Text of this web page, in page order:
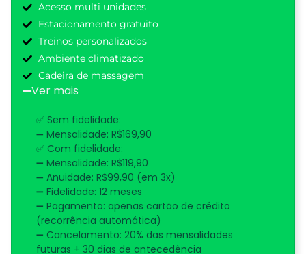
Acesso multi unidades
Estacionamento gratuito
Treinos personalizados
Ambiente climatizado
Cadeira de massagem
Ver mais
✅ Sem fidelidade:
➖ Mensalidade: R$169,90
✅ Com fidelidade:
➖ Mensalidade: R$119,90
➖ Anuidade: R$99,90 (em 3x)
➖ Fidelidade: 12 meses
➖ Pagamento: apenas cartão de crédito
(recorrência automática)
➖ Cancelamento: 20% das mensalidades
futuras + 30 dias de antecedência